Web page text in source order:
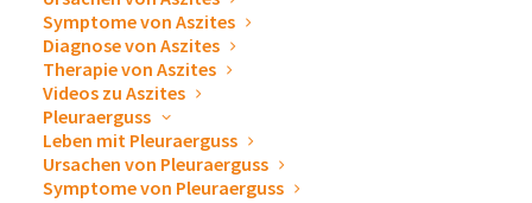
Symptome von Aszites
Diagnose von Aszites
Therapie von Aszites
Videos zu Aszites
Pleuraerguss
Leben mit Pleuraerguss
Ursachen von Pleuraerguss
Symptome von Pleuraerguss
esemtan® dry skin balm